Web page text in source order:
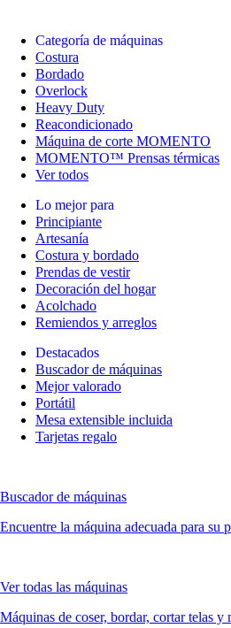
Categoría de máquinas
Costura
Bordado
Overlock
Heavy Duty
Reacondicionado
Máquina de corte MOMENTO
MOMENTO™ Prensas térmicas
Ver todos
Lo mejor para
Principiante
Artesanía
Costura y bordado
Prendas de vestir
Decoración del hogar
Acolchado
Remiendos y arreglos
Destacados
Buscador de máquinas
Mejor valorado
Portátil
Mesa extensible incluida
Tarjetas regalo
Buscador de máquinas
Encuentre la máquina adecuada para su
Ver todas las máquinas
Máquinas de coser, bordar, cortar telas y